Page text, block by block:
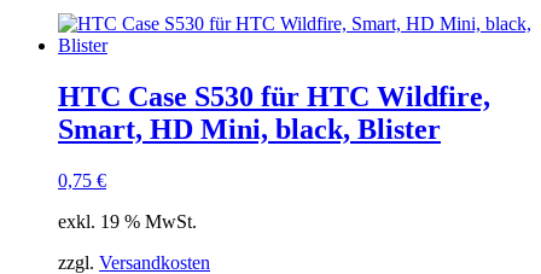
HTC Case S530 für HTC Wildfire,
Smart, HD Mini, black, Blister
0,75 €
exkl. 19 % MwSt.
zzgl. Versandkosten